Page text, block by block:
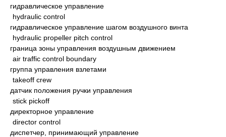
гидравлическое управление
hydraulic control
гидравлическое управление шагом воздушного винта
hydraulic propeller pitch control
граница зоны управления воздушным движением
air traffic control boundary
группа управления взлетами
takeoff crew
датчик положения ручки управления
stick pickoff
директорное управление
director control
диспетчер, принимающий управление